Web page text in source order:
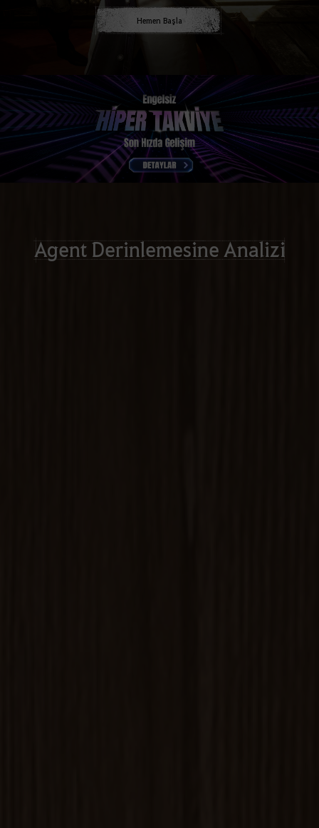
Hemen Başla
Agent Derinlemesine Analizi